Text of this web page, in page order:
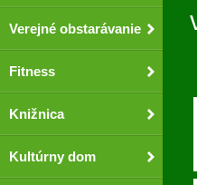
Verejné obstarávanie
Fitness
Knižnica
Kultúrny dom